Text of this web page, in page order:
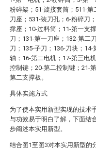
粉碎架；51-旋接套筒；511-
刀座；531-装刀孔；6-粉碎刀
撑座；10-过料筒；11-第一支
刀；131-第一刀座；132-第二
刀；135-子刀；136-刀块；
轴；16-第二电机；17-第三电
控制键；20-第二控制键；21-
第二支撑板。
具体实施方式
为了使本实用新型实现的技术
与功效易于明白了解，下面结
步阐述本实用新型。
结合图1至图3对本实用新型的